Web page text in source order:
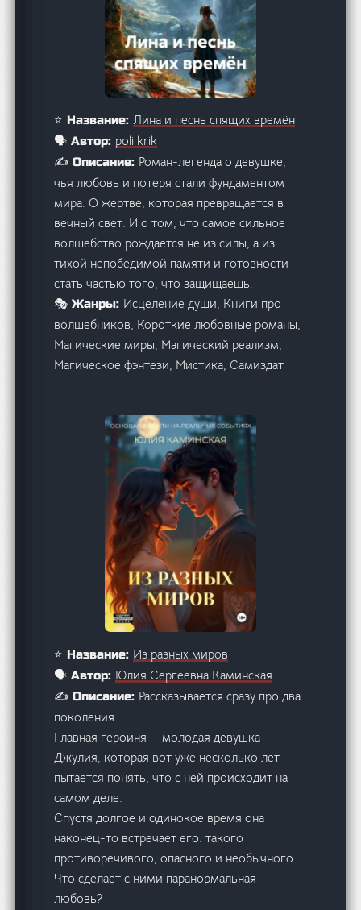
⭐ Название:Лина и песнь спящих времён
🗣️ Автор:poli krik
✍️ Описание: Роман-легенда о девушке,
чья любовь и потеря стали фундаментом
мира. О жертве, которая превращается в
вечный свет. И о том, что самое сильное
волшебство рождается не из силы, а из
тихой непобедимой памяти и готовности
стать частью того, что защищаешь.
🎭 Жанры: Исцеление души, Книги про
волшебников, Короткие любовные романы,
Магические миры, Магический реализм,
Магическое фэнтези, Мистика, Самиздат
⭐ Название: Из разных миров
🗣️ Автор: Юлия Сергеевна Каминская
✍️ Описание: Рассказывается сразу про два
поколения.
Главная героиня — молодая девушка
Джулия, которая вот уже несколько лет
пытается понять, что с ней происходит на
самом деле.
Спустя долгое и одинокое время она
наконец-то встречает его: такого
противоречивого, опасного и необычного.
Что сделает с ними паранормальная
любовь?